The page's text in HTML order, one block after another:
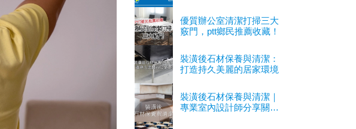
優質辦公室清潔打掃三大
竅門，ptt鄉民推薦收藏！
裝潢後石材保養與清潔：
打造持久美麗的居家環境
裝潢後石材保養與清潔｜
專業室內設計師分享關鍵